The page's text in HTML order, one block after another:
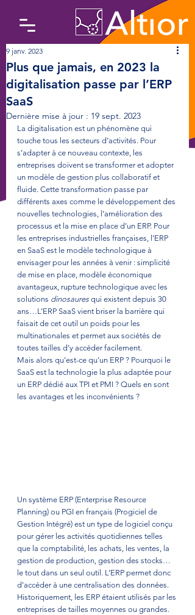
Plus que jamais, en 2023 la
digitalisation passe par l’ERP
SaaS
9 janv. 2023
Dernière mise à jour : 19 sept. 2023
La digitalisation est un phénomène qui
touche tous les secteurs d’activités. Pour
s’adapter à ce nouveau contexte, les
entreprises doivent se transformer et adopter
un modèle de gestion plus collaboratif et
fluide. Cette transformation passe par
différents axes comme le développement des
nouvelles technologies, l’amélioration des
processus et la mise en place d’un ERP. Pour
les entreprises industrielles françaises, l’ERP
en SaaS est le modèle technologique à
envisager pour les années à venir : simplicité
de mise en place, modèle économique
avantageux, rupture technologique avec les
solutions dinosaures qui existent depuis 30
ans…L’ERP SaaS vient briser la barrière qui
faisait de cet outil un poids pour les
multinationales et permet aux sociétés de
toutes tailles d’y accéder facilement.
Mais alors qu’est-ce qu’un ERP ? Pourquoi le
SaaS est la technologie la plus adaptée pour
un ERP dédié aux TPI et PMI ? Quels en sont
les avantages et les inconvénients ?
Un système ERP (Enterprise Resource
Planning) ou PGI en français (Progiciel de
Gestion Intégré) est un type de logiciel conçu
pour gérer les activités quotidiennes telles
que la comptabilité, les achats, les ventes, la
gestion de production, gestion des stocks…
le tout dans un seul outil. L’ERP permet donc
d’accéder à une centralisation des données.
Historiquement, les ERP étaient utilisés par les
entreprises de tailles moyennes ou grandes.